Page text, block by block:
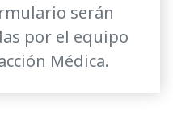
serán
por el equipo
Médica.